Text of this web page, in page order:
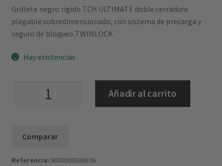
Grillete negro rígido TCH ULTIMATE doble cerradura
plegable sobredimensionado, con sistema de precarga y
seguro de bloqueo TWINLOCK
Hay existencias
TCH
doble
Añadir al carrito
Comparar
Referencia: 9000000036826